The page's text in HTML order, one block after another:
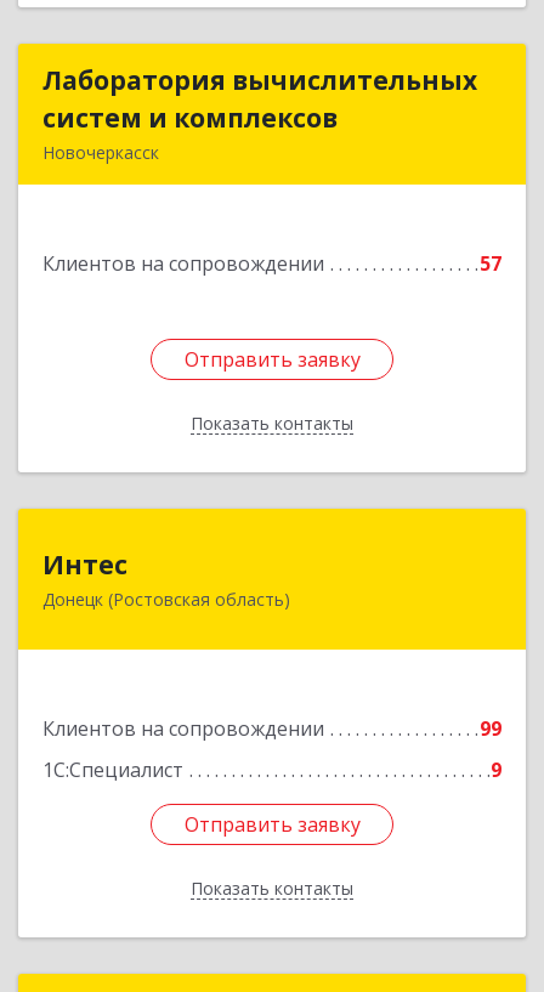
Лаборатория вычислительных
систем и комплексов
Новочеркасск
Клиентов на сопровождении 57
Отправить заявку
Показать контакты
Лаборатория вычислительных
систем и комплексов
Подробнее
Отправить заявку
Назад
Интес
Донецк (Ростовская область)
Клиентов на сопровождении
99
1С:Специалист
9
Отправить заявку
Показать контакты
346330, Ростовская обл, Донецк г, 60-й кв-л,
Отправить заявку
Назад